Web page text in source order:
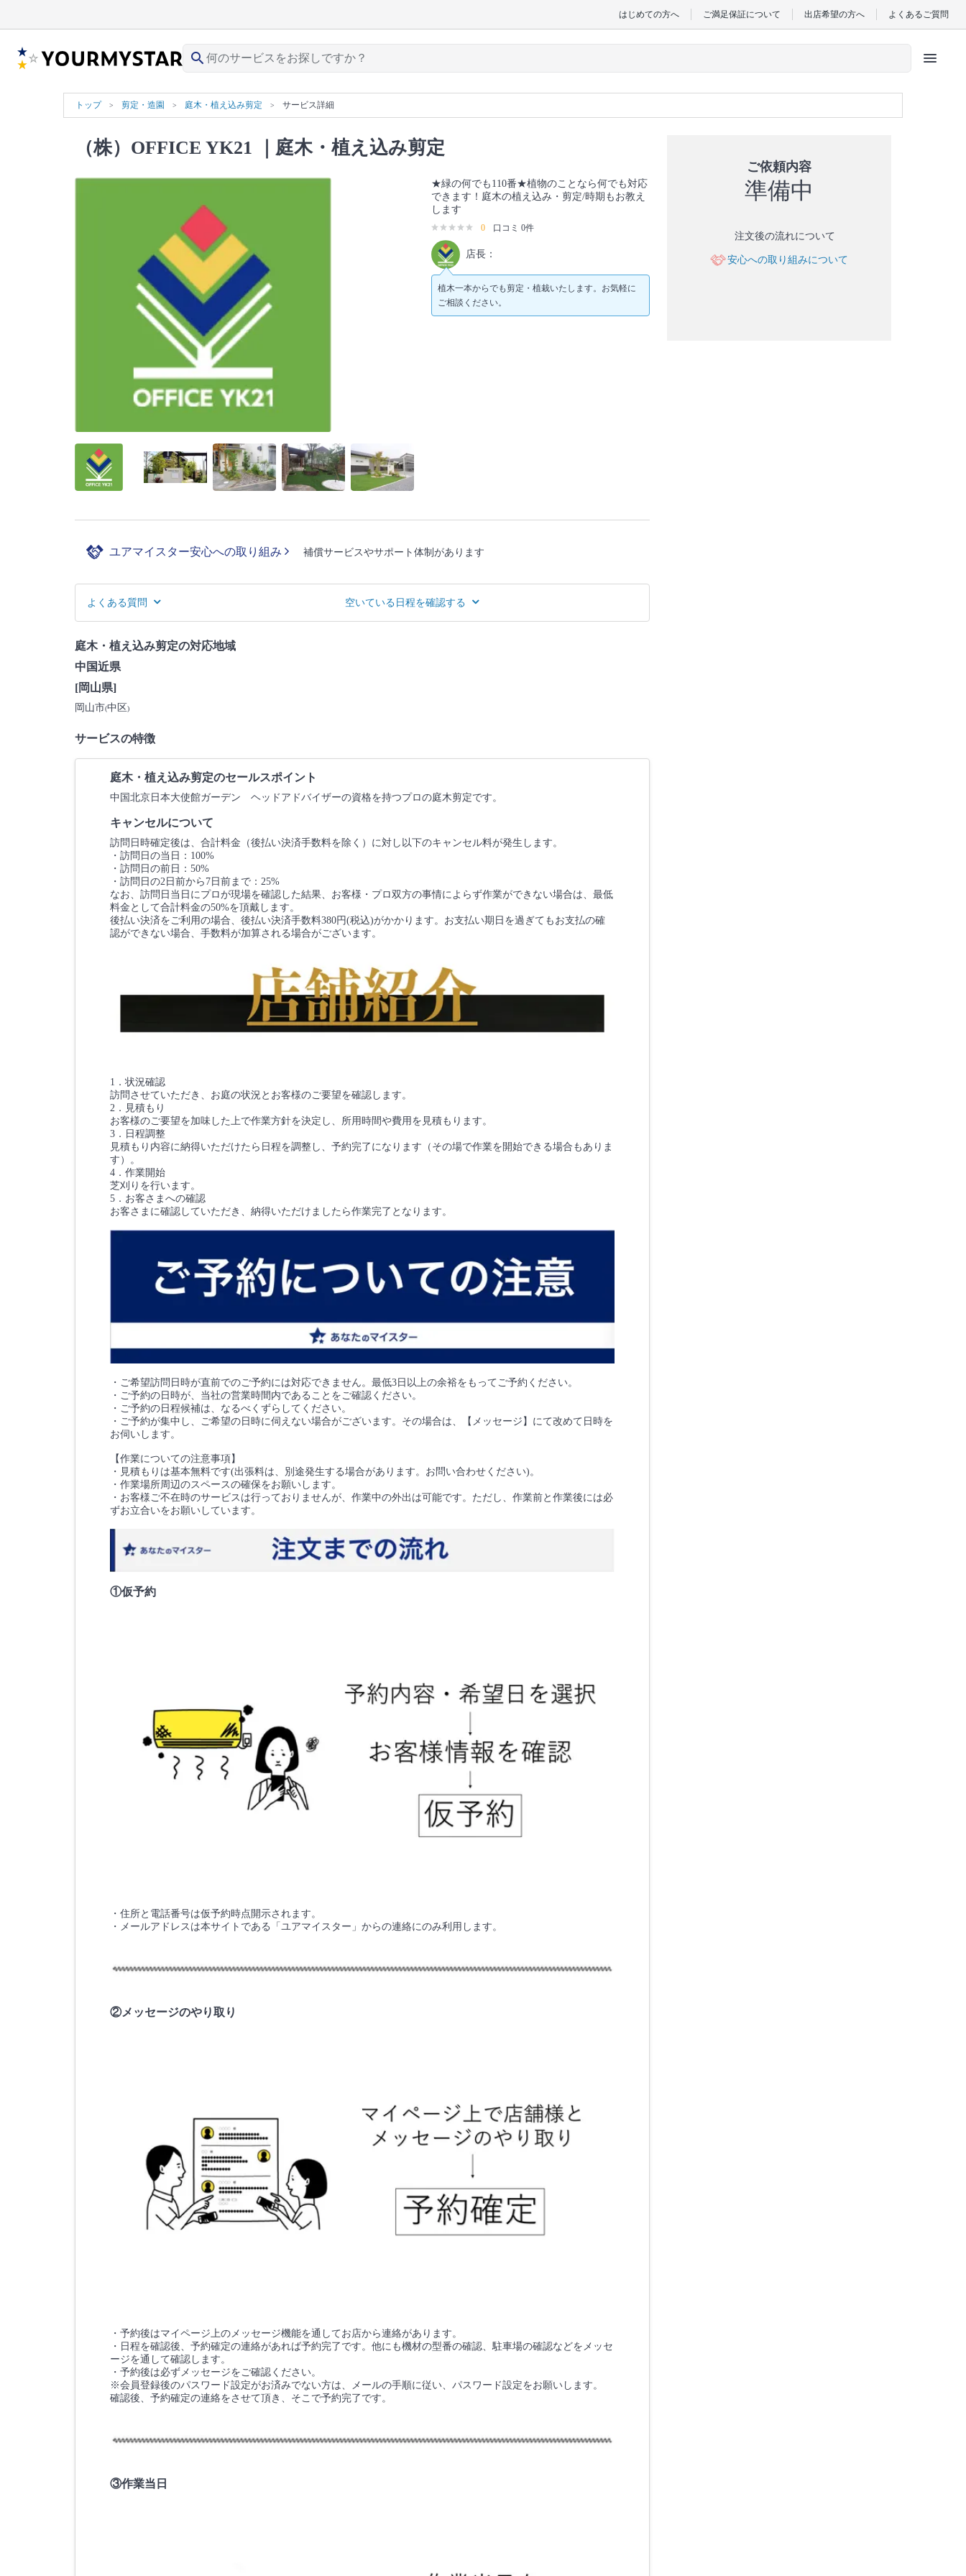
はじめての方へ ご満足保証について 出店希望の方へ よくあるご質問
search menu
トップ 剪定・造園 庭木・植え込み剪定 サービス詳細
（株）OFFICE YK21 ｜庭木・植え込み剪定
★緑の何でも110番★植物のことなら何でも対応
できます！庭木の植え込み・剪定/時期もお教え
します
0 口コミ 0件
店長：
植木一本からでも剪定・植栽いたします。お気軽に
ご相談ください。
ユアマイスター安心への取り組み 補償サービスやサポート体制があります
よくある質問 空いている日程を確認する
庭木・植え込み剪定の対応地域
中国近県
[岡山県]
岡山市(中区)
サービスの特徴
庭木・植え込み剪定のセールスポイント
中国北京日本大使館ガーデン ヘッドアドバイザーの資格を持つプロの庭木剪定です。
キャンセルについて
訪問日時確定後は、合計料金（後払い決済手数料を除く）に対し以下のキャンセル料が発生します。
・訪問日の当日：100%
・訪問日の前日：50%
・訪問日の2日前から7日前まで：25%
なお、訪問日当日にプロが現場を確認した結果、お客様・プロ双方の事情によらず作業ができない場合は、最低
料金として合計料金の50%を頂戴します。
後払い決済をご利用の場合、後払い決済手数料380円(税込)がかかります。お支払い期日を過ぎてもお支払の確
認ができない場合、手数料が加算される場合がございます。
1．状況確認
訪問させていただき、お庭の状況とお客様のご要望を確認します。
2．見積もり
お客様のご要望を加味した上で作業方針を決定し、所用時間や費用を見積もります。
3．日程調整
見積もり内容に納得いただけたら日程を調整し、予約完了になります（その場で作業を開始できる場合もありま
す）。
4．作業開始
芝刈りを行います。
5．お客さまへの確認
お客さまに確認していただき、納得いただけましたら作業完了となります。
・ご希望訪問日時が直前でのご予約には対応できません。最低3日以上の余裕をもってご予約ください。
・ご予約の日時が、当社の営業時間内であることをご確認ください。
・ご予約の日程候補は、なるべくずらしてください。
・ご予約が集中し、ご希望の日時に伺えない場合がございます。その場合は、【メッセージ】にて改めて日時を
お伺いします。
【作業についての注意事項】
・見積もりは基本無料です(出張料は、別途発生する場合があります。お問い合わせください)。
・作業場所周辺のスペースの確保をお願いします。
・お客様ご不在時のサービスは行っておりませんが、作業中の外出は可能です。ただし、作業前と作業後には必
ずお立合いをお願いしています。
①仮予約
・住所と電話番号は仮予約時点開示されます。
・メールアドレスは本サイトである「ユアマイスター」からの連絡にのみ利用します。
②メッセージのやり取り
・予約後はマイページ上のメッセージ機能を通してお店から連絡があります。
・日程を確認後、予約確定の連絡があれば予約完了です。他にも機材の型番の確認、駐車場の確認などをメッセ
ージを通して確認します。
・予約後は必ずメッセージをご確認ください。
※会員登録後のパスワード設定がお済みでない方は、メールの手順に従い、パスワード設定をお願いします。
確認後、予約確定の連絡をさせて頂き、そこで予約完了です。
③作業当日
ご依頼内容
準備中
注文後の流れについて
安心への取り組みについて